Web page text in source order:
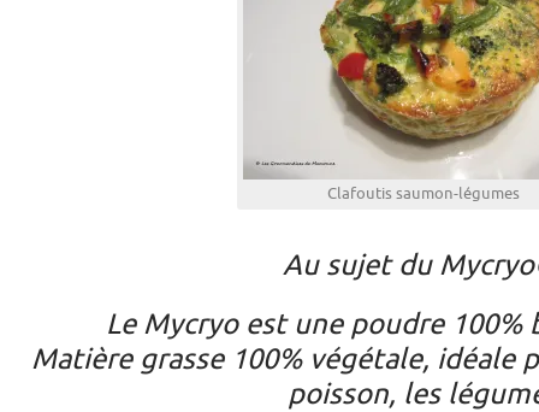
Clafoutis saumon-légumes
Au sujet du
Le Mycryo est une poudre 100%
Matière grasse 100% végétale, idéale
poisson, les